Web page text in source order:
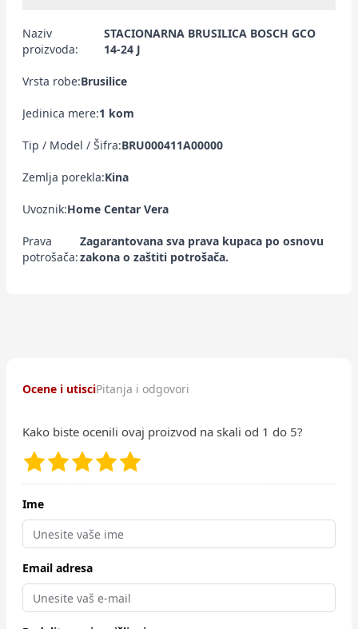
Naziv
proizvoda:
STACIONARNA BRUSILICA BOSCH GCO
14-24 J
Vrsta robe:Brusilice
Jedinica mere:1 kom
Tip / Model / Šifra:BRU000411A00000
Zemlja porekla:Kina
Uvoznik:Home Centar Vera
Prava
potrošača:
Zagarantovana sva prava kupaca po osnovu
zakona o zaštiti potrošača.
Ocene i utisciPitanja i odgovori
Kako biste ocenili ovaj proizvod na skali od 1 do 5?
Ime
Email adresa